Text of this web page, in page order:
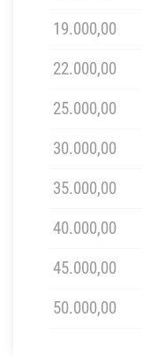
19.000,00
22.000,00
25.000,00
30.000,00
35.000,00
40.000,00
45.000,00
50.000,00